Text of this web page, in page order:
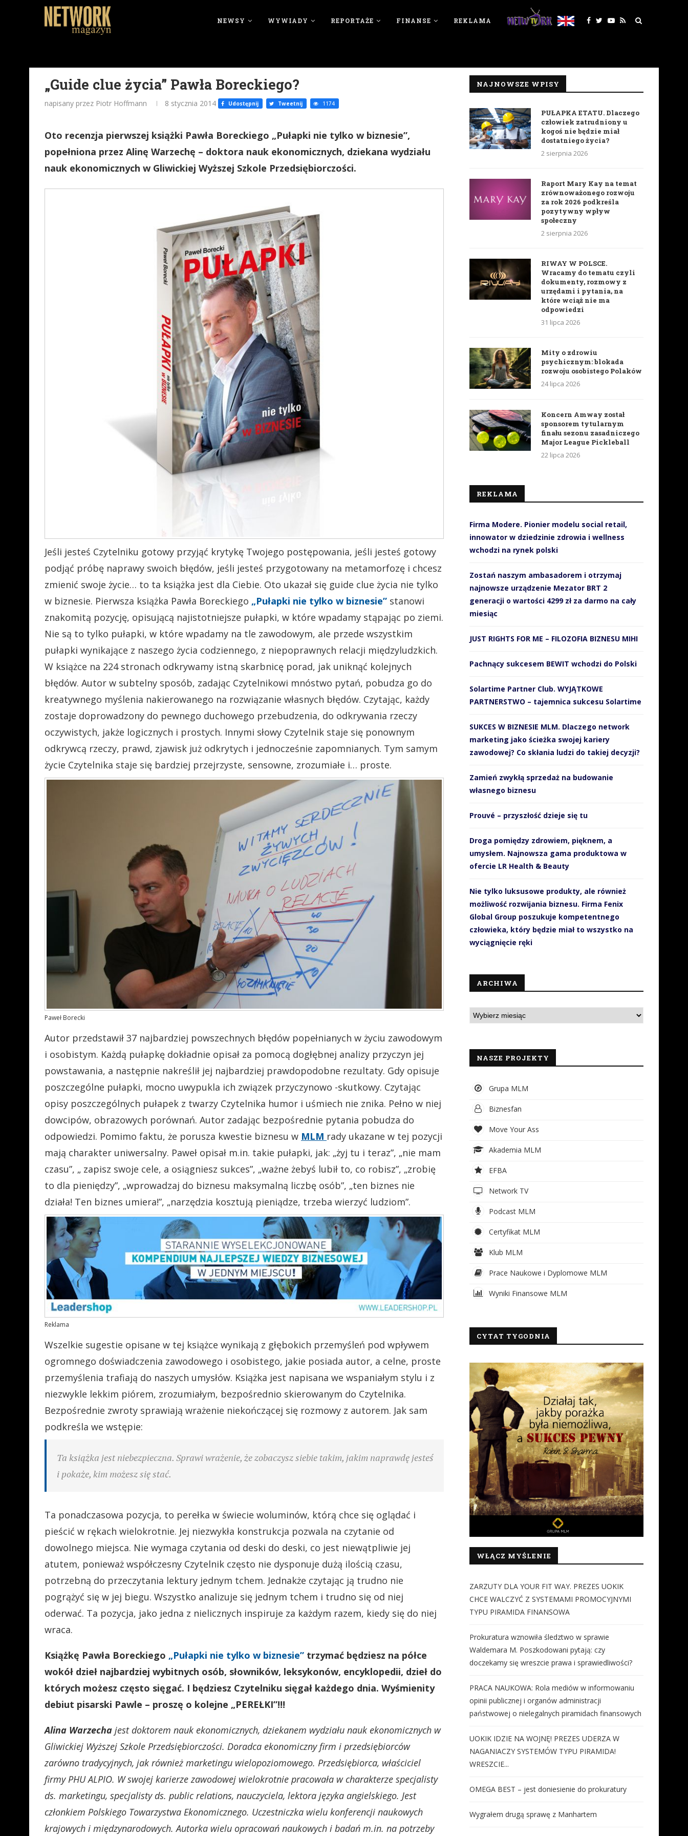
NEWSY WYWIADY REPORTAŻE FINANSE REKLAMA
„Guide clue życia” Pawła Boreckiego?
napisany przez Piotr Hoffmann 8 stycznia 2014 Udostępnij Tweetnij 1174
Oto recenzja pierwszej książki Pawła Boreckiego „Pułapki nie tylko w biznesie”,
popełniona przez Alinę Warzechę – doktora nauk ekonomicznych, dziekana wydziału
nauk ekonomicznych w Gliwickiej Wyższej Szkole Przedsiębiorczości.
Jeśli jesteś Czytelniku gotowy przyjąć krytykę Twojego postępowania, jeśli jesteś gotowy
podjąć próbę naprawy swoich błędów, jeśli jesteś przygotowany na metamorfozę i chcesz
zmienić swoje życie… to ta książka jest dla Ciebie. Oto ukazał się guide clue życia nie tylko
w biznesie. Pierwsza książka Pawła Boreckiego „Pułapki nie tylko w biznesie” stanowi
znakomitą pozycję, opisującą najistotniejsze pułapki, w które wpadamy stąpając po ziemi.
Nie są to tylko pułapki, w które wpadamy na tle zawodowym, ale przede wszystkim
pułapki wynikające z naszego życia codziennego, z niepoprawnych relacji międzyludzkich.
W książce na 224 stronach odkrywamy istną skarbnicę porad, jak uniknąć kolejnych
błędów. Autor w subtelny sposób, zadając Czytelnikowi mnóstwo pytań, pobudza go do
kreatywnego myślenia nakierowanego na rozwiązanie własnych błędów. Czytając, każdy
zostaje doprowadzony do pewnego duchowego przebudzenia, do odkrywania rzeczy
oczywistych, jakże logicznych i prostych. Innymi słowy Czytelnik staje się ponownym
odkrywcą rzeczy, prawd, zjawisk już odkrytych i jednocześnie zapomnianych. Tym samym
życie Czytelnika staje się bardziej przejrzyste, sensowne, zrozumiałe i… proste.
Paweł Borecki
Autor przedstawił 37 najbardziej powszechnych błędów popełnianych w życiu zawodowym
i osobistym. Każdą pułapkę dokładnie opisał za pomocą dogłębnej analizy przyczyn jej
powstawania, a następnie nakreślił jej najbardziej prawdopodobne rezultaty. Gdy opisuje
poszczególne pułapki, mocno uwypukla ich związek przyczynowo -skutkowy. Czytając
opisy poszczególnych pułapek z twarzy Czytelnika humor i uśmiech nie znika. Pełno w niej
dowcipów, obrazowych porównań. Autor zadając bezpośrednie pytania pobudza do
odpowiedzi. Pomimo faktu, że porusza kwestie biznesu w MLM rady ukazane w tej pozycji
mają charakter uniwersalny. Paweł opisał m.in. takie pułapki, jak: „żyj tu i teraz”, „nie mam
czasu”, „ zapisz swoje cele, a osiągniesz sukces”, „ważne żebyś lubił to, co robisz”, „zrobię
to dla pieniędzy”, „wprowadzaj do biznesu maksymalną liczbę osób”, „ten biznes nie
działa! Ten biznes umiera!”, „narzędzia kosztują pieniądze, trzeba wierzyć ludziom”.
Reklama
Wszelkie sugestie opisane w tej książce wynikają z głębokich przemyśleń pod wpływem
ogromnego doświadczenia zawodowego i osobistego, jakie posiada autor, a celne, proste
przemyślenia trafiają do naszych umysłów. Książka jest napisana we wspaniałym stylu i z
niezwykle lekkim piórem, zrozumiałym, bezpośrednio skierowanym do Czytelnika.
Bezpośrednie zwroty sprawiają wrażenie niekończącej się rozmowy z autorem. Jak sam
podkreśla we wstępie:
Ta książka jest niebezpieczna. Sprawi wrażenie, że zobaczysz siebie takim, jakim naprawdę jesteś
i pokaże, kim możesz się stać.
Ta ponadczasowa pozycja, to perełka w świecie woluminów, którą chce się oglądać i
pieścić w rękach wielokrotnie. Jej niezwykła konstrukcja pozwala na czytanie od
dowolnego miejsca. Nie wymaga czytania od deski do deski, co jest niewątpliwie jej
atutem, ponieważ współczesny Czytelnik często nie dysponuje dużą ilością czasu,
potrzebną do przeczytania lektury jednym tchem. Jednakże czytając ją trudno nie
pogrążyć się w jej biegu. Wszystko analizuje się jednym tchem i trudno się od niej
oderwać. Ta pozycja, jako jedna z nielicznych inspiruje za każdym razem, kiedy się do niej
wraca.
Książkę Pawła Boreckiego „Pułapki nie tylko w biznesie” trzymać będziesz na półce
wokół dzieł najbardziej wybitnych osób, słowników, leksykonów, encyklopedii, dzieł do
których możesz często sięgać. I będziesz Czytelniku sięgał każdego dnia. Wyśmienity
debiut pisarski Pawle – proszę o kolejne „PEREŁKI”!!!
Alina Warzecha jest doktorem nauk ekonomicznych, dziekanem wydziału nauk ekonomicznych w
Gliwickiej Wyższej Szkole Przedsiębiorczości. Doradca ekonomiczny firm i przedsiębiorców
zarówno tradycyjnych, jak również marketingu wielopoziomowego. Przedsiębiorca, właściciel
firmy PHU ALPIO. W swojej karierze zawodowej wielokrotnie pracowała w charakterze specjalisty
ds. marketingu, specjalisty ds. public relations, nauczyciela, lektora języka angielskiego. Jest
członkiem Polskiego Towarzystwa Ekonomicznego. Uczestniczka wielu konferencji naukowych
krajowych i międzynarodowych. Autorka wielu opracowań naukowych i badań m.in. na potrzeby
NAJNOWSZE WPISY
PUŁAPKA ETATU. Dlaczego
człowiek zatrudniony u
kogoś nie będzie miał
dostatniego życia?
2 sierpnia 2026
Raport Mary Kay na temat
zrównoważonego rozwoju
za rok 2026 podkreśla
pozytywny wpływ
społeczny
2 sierpnia 2026
RIWAY W POLSCE.
Wracamy do tematu czyli
dokumenty, rozmowy z
urzędami i pytania, na
które wciąż nie ma
odpowiedzi
31 lipca 2026
Mity o zdrowiu
psychicznym: blokada
rozwoju osobistego Polaków
24 lipca 2026
Koncern Amway został
sponsorem tytularnym
finału sezonu zasadniczego
Major League Pickleball
22 lipca 2026
REKLAMA
Firma Modere. Pionier modelu social retail,
innowator w dziedzinie zdrowia i wellness
wchodzi na rynek polski
Zostań naszym ambasadorem i otrzymaj
najnowsze urządzenie Mezator BRT 2
generacji o wartości 4299 zł za darmo na cały
miesiąc
JUST RIGHTS FOR ME – FILOZOFIA BIZNESU MIHI
Pachnący sukcesem BEWIT wchodzi do Polski
Solartime Partner Club. WYJĄTKOWE
PARTNERSTWO – tajemnica sukcesu Solartime
SUKCES W BIZNESIE MLM. Dlaczego network
marketing jako ścieżka swojej kariery
zawodowej? Co skłania ludzi do takiej decyzji?
Zamień zwykłą sprzedaż na budowanie
własnego biznesu
Prouvé – przyszłość dzieje się tu
Droga pomiędzy zdrowiem, pięknem, a
umysłem. Najnowsza gama produktowa w
ofercie LR Health & Beauty
Nie tylko luksusowe produkty, ale również
możliwość rozwijania biznesu. Firma Fenix
Global Group poszukuje kompetentnego
człowieka, który będzie miał to wszystko na
wyciągnięcie ręki
ARCHIWA
NASZE PROJEKTY
Grupa MLM
Biznesfan
Move Your Ass
Akademia MLM
EFBA
Network TV
Podcast MLM
Certyfikat MLM
Klub MLM
Prace Naukowe i Dyplomowe MLM
Wyniki Finansowe MLM
CYTAT TYGODNIA
WŁĄCZ MYŚLENIE
ZARZUTY DLA YOUR FIT WAY. PREZES UOKIK
CHCE WALCZYĆ Z SYSTEMAMI PROMOCYJNYMI
TYPU PIRAMIDA FINANSOWA
Prokuratura wznowiła śledztwo w sprawie
Waldemara M. Poszkodowani pytają: czy
doczekamy się wreszcie prawa i sprawiedliwości?
PRACA NAUKOWA: Rola mediów w informowaniu
opinii publicznej i organów administracji
państwowej o nielegalnych piramidach finansowych
UOKIK IDZIE NA WOJNĘ! PREZES UDERZA W
NAGANIACZY SYSTEMÓW TYPU PIRAMIDA!
WRESZCIE...
OMEGA BEST – jest doniesienie do prokuratury
Wygrałem drugą sprawę z Manhartem